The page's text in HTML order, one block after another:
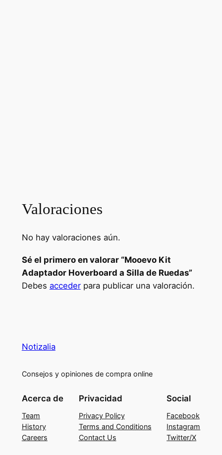
Valoraciones
No hay valoraciones aún.
Sé el primero en valorar “Mooevo Kit
Adaptador Hoverboard a Silla de Ruedas”
Debes accederpara publicar una valoración.
Notizalia
Consejos y opiniones de compra online
Acerca de
Team
History
Careers
Privacidad
Privacy Policy
Terms and Conditions
Contact Us
Social
Facebook
Instagram
Twitter/X